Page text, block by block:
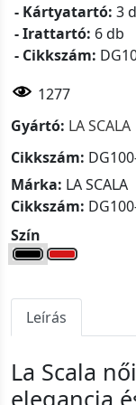
- Kártyatartó: 3
- Irattartó: 6 db
- Cikkszám:
1277
Gyártó: LA SCALA
Cikkszám:
Márka: LA SCALA
Cikkszám:
Szín
Leírás
La Scala